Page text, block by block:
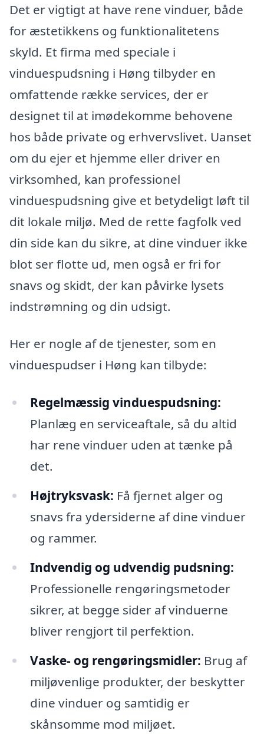
Det er vigtigt at have rene vinduer, både
for æstetikkens og funktionalitetens
skyld. Et firma med speciale i
vinduespudsning i Høng tilbyder en
omfattende række services, der er
designet til at imødekomme behovene
hos både private og erhvervslivet. Uanset
om du ejer et hjemme eller driver en
virksomhed, kan professionel
vinduespudsning give et betydeligt løft til
dit lokale miljø. Med de rette fagfolk ved
din side kan du sikre, at dine vinduer ikke
blot ser flotte ud, men også er fri for
snavs og skidt, der kan påvirke lysets
indstrømning og din udsigt.
Her er nogle af de tjenester, som en
vinduespudser i Høng kan tilbyde:
Regelmæssig vinduespudsning:
Planlæg en serviceaftale, så du altid
har rene vinduer uden at tænke på
det.
Højtryksvask: Få fjernet alger og
snavs fra ydersiderne af dine vinduer
og rammer.
Indvendig og udvendig pudsning:
Professionelle rengøringsmetoder
sikrer, at begge sider af vinduerne
bliver rengjort til perfektion.
Vaske- og rengøringsmidler: Brug af
miljøvenlige produkter, der beskytter
dine vinduer og samtidig er
skånsomme mod miljøet.